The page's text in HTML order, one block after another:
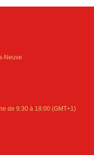
Neuve
de 9:30 à 18:00 (GMT+1)